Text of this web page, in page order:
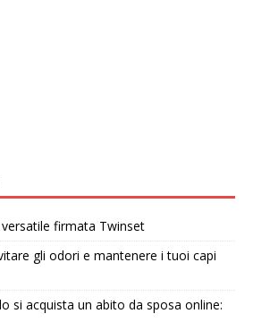
versatile firmata Twinset
gli odori e mantenere i tuoi capi
si acquista un abito da sposa online: